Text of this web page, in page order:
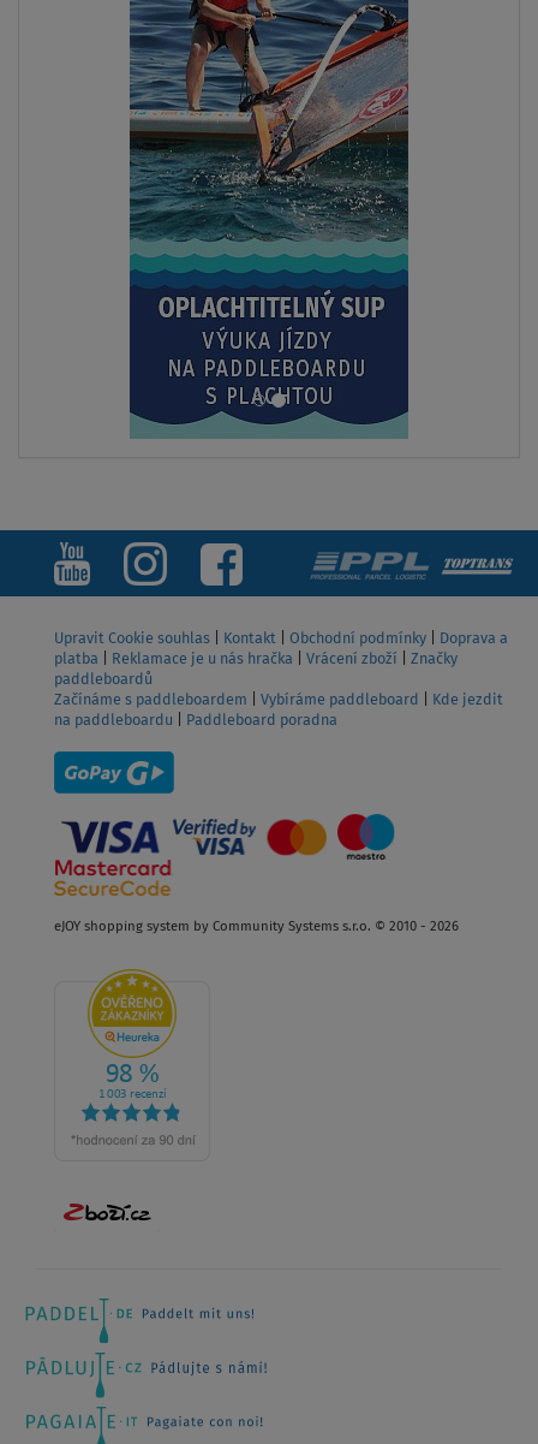
Upravit Cookie souhlas Kontakt Obchodní podmínky
Doprava a
platba
Reklamace je u nás hračka Vrácení zboží
Značky
paddleboardů
Začínáme s paddleboardem
Vybíráme paddleboard
Kde jezdit
na paddleboardu
Paddleboard poradna
eJOY shopping system by Community Systems s.r.o. © 2010 - 2026